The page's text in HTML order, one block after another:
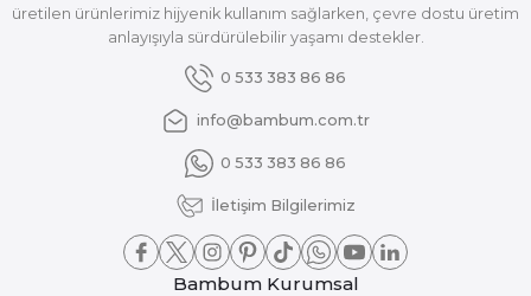
üretilen ürünlerimiz hijyenik kullanım sağlarken, çevre dostu üretim
anlayışıyla sürdürülebilir yaşamı destekler.
0 533 383 86 86
info@bambum.com.tr
0 533 383 86 86
İletişim Bilgilerimiz
Bambum Kurumsal